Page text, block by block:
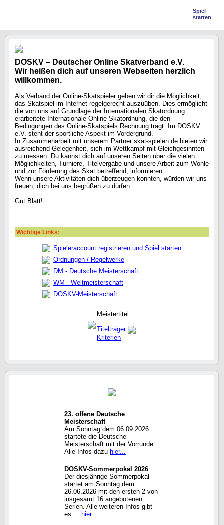
Spiel
starten
DOSKV – Deutscher Online Skatverband e.V.
Wir heißen dich auf unseren Webseiten herzlich
willkommen.
Als Verband der Online-Skatspieler geben wir dir die Möglichkeit,
das Skatspiel im Internet regelgerecht auszuüben. Dies ermöglicht
die von uns auf Grundlage der Internationalen Skatordnung
erarbeitete Internationale Online-Skatordnung, die den
Bedingungen des Online-Skatspiels Rechnung trägt. Im DOSKV
e.V. steht der sportliche Aspekt im Vordergrund.
In Zusammenarbeit mit unserem Partner skat-spielen.de bieten wir
ausreichend Gelegenheit, sich im Wettkampf mit Gleichgesinnten
zu messen. Du kannst dich auf unseren Seiten über die vielen
Möglichkeiten, Turniere, Titelvergabe und unsere Arbeit zum Wohle
und zur Förderung des Skat betreffend, informieren.
Wenn unsere Aktivitäten dich überzeugen konnten, würden wir uns
freuen, dich bei uns begrüßen zu dürfen.
Gut Blatt!
Wichtige Links:
Spieleraccount registrieren und Spiel starten
Ordnungen / Regelwerke
DM - Deutsche Meisterschaft
WM - Weltmeisterschaft
DOSKV-Meisterschaft
Meistertitel:
Titelträger
Kriterien
23. offene Deutsche
Meisterschaft
Am Sonntag dem 06.09.2026
startete die Deutsche
Meisterschaft mit der Vorrunde.
Alle Infos dazu hier...
DOSKV-Sommerpokal 2026
Der diesjährige Sommerpokal
startet am Sonntag dem
26.06.2026 mit den ersten 2 von
insgesamt 16 angebotenen
Serien. Alle weiteren Infos gibt
es ... hier...